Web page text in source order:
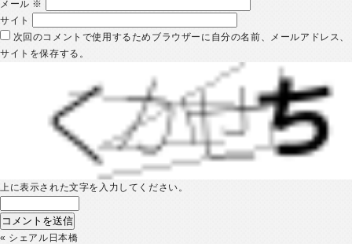
メール ※
サイト
次回のコメントで使用するためブラウザーに自分の名前、メールアドレス、
サイトを保存する。
上に表示された文字を入力してください。
« シェアル日本橋